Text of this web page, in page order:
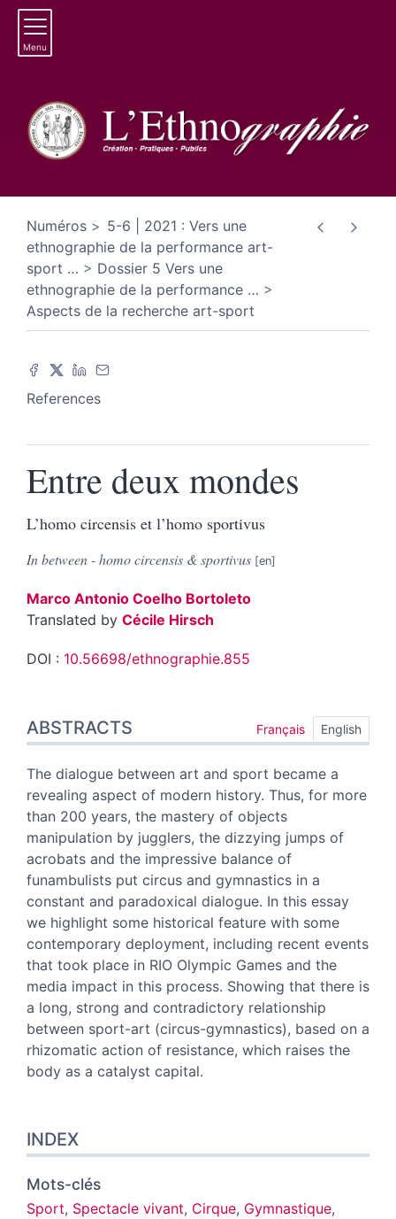
Menu
Numéros
5-6 | 2021 : Vers une
ethnographie de la performance art-
sport …
Dossier 5 Vers une
ethnographie de la performance …
Aspects de la recherche art-sport
References
Entre deux mondes
L’homo circensis et l’homo sportivus
In between - homo circensis & sportivus
Marco Antonio Coelho Bortoleto
Translated by Cécile Hirsch
DOI : 10.56698/ethnographie.855
Index
Outline
Text
Notes
References
Author
Translator
ABSTRACTS Français English
The dialogue between art and sport became a
revealing aspect of modern history. Thus, for more
than 200 years, the mastery of objects
manipulation by jugglers, the dizzying jumps of
acrobats and the impressive balance of
funambulists put circus and gymnastics in a
constant and paradoxical dialogue. In this essay
we highlight some historical feature with some
contemporary deployment, including recent events
that took place in RIO Olympic Games and the
media impact in this process. Showing that there is
a long, strong and contradictory relationship
between sport-art (circus-gymnastics), based on a
rhizomatic action of resistance, which raises the
body as a catalyst capital.
INDEX
Mots-clés
Sport, Spectacle vivant, Cirque, Gymnastique,